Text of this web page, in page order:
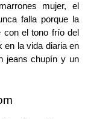
mujer, el
falla porque la
con el tono frío del
en la vida diaria en
jeans chupín y un